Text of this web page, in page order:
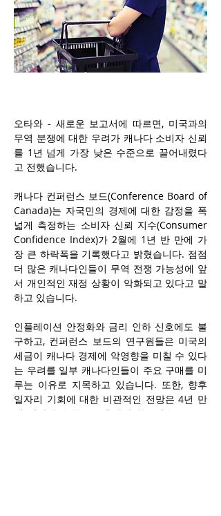
오타와 - 새로운 보고서에 따르면, 미국과의
무역 분쟁에 대한 우려가 캐나다 소비자 신뢰
를 1년 넘게 가장 낮은 수준으로 끌어내렸다
고 전했습니다.
캐나다 컨퍼런스 보드(Conference Board of
Canada)는 자국민의 경제에 대한 감정을 폭
넓게 측정하는 소비자 신뢰 지수(Consumer
Confidence Index)가 2월에 1년 반 만에 가
장 큰 하락폭을 기록했다고 밝혔습니다. 점점
더 많은 캐나다인들이 무역 전쟁 가능성에 앞
서 개인적인 재정 상황이 악화되고 있다고 말
하고 있습니다.
인플레이션 안정화와 금리 인하 신호에도 불
구하고, 컨퍼런스 보드의 연구원들은 미국의
세금이 캐나다 경제에 악영향을 미칠 수 있다
는 우려를 일부 캐나다인들이 주요 구매를 미
루는 이유로 지목하고 있습니다. 또한, 향후
일자리 기회에 대한 비관적인 전망은 4년 만
에 최악의 수준으로 올라갔다고 지수는 보고